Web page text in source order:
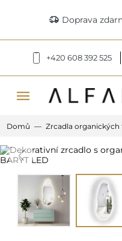
delivery_truck_speed Doprava
+420 608 392 525
menu
Domů Zrcadla organických
Previous